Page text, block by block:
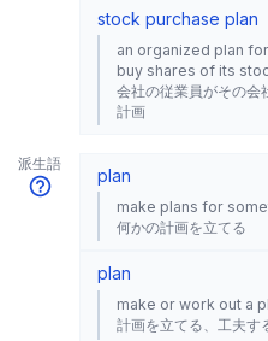
stock purchase plan
an organized plan
buy shares of its
会社の従業員がその会
計画
派生語
plan
make plans for
何かの計画を立てる
plan
make or work out a
計画を立てる、工夫す